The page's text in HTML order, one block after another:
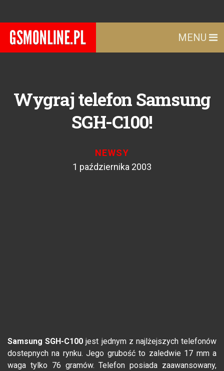
MENU
Wygraj telefon Samsung
SGH-C100!
NEWSY
1 października 2003
Samsung SGH-C100 jest jednym z najlżejszych telefonów
dostepnych na rynku. Jego grubość to zaledwie 17 mm a
waga tylko 76 gramów. Telefon posiada zaawansowany,